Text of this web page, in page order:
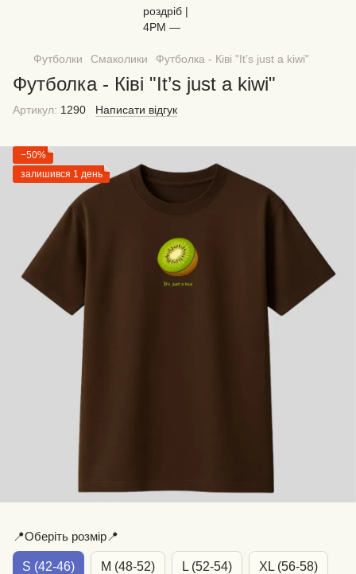
Футболки Смаколики Футболка - Ківі "It’s just a kiwi"
Футболка - Ківі "It’s just a kiwi"
Артикул: 1290 Написати відгук
−50%
залишився 1 день
📍Оберіть розмір📍
S (42-46) M (48-52) L (52-54) XL (56-58)